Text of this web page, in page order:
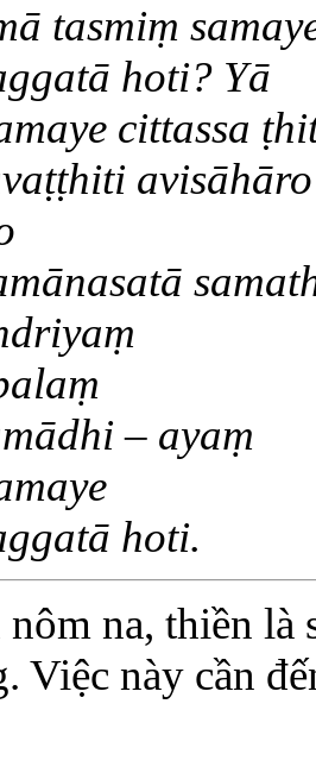
tasmiṃ
hoti? Yā
cittassa
avisāhāro
– ayaṃ
hoti.
na, thiền
Việc này cần